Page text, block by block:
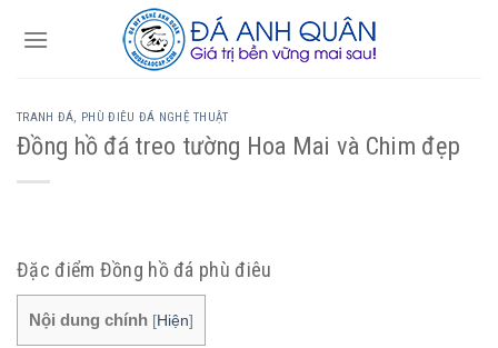
TRANH ĐÁ, PHÙ ĐIÊU ĐÁ NGHỆ THUẬT
Đồng hồ đá treo tường Hoa Mai và Chim đẹp
Đặc điểm Đồng hồ đá phù điêu
Nội dung chính [Hiện]